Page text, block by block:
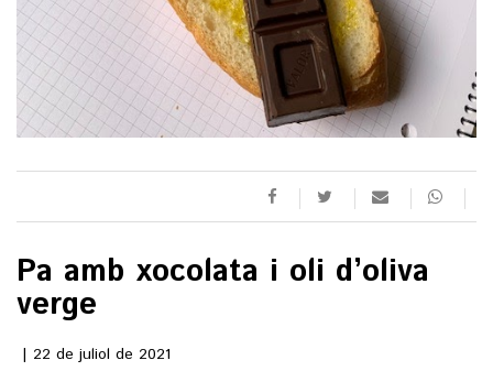
ACTUALITAT
POLÍTICA
SOCIETAT
ECONOMIA
ESPORTS
HOQUEI PATINS
VEURE TOTES
CULTURA
ARTS ESCÈNIQUES
CULTURA POPULAR
SUPLEMENTS
FOTOGALERIES
Pa amb xocolata i oli d’oliva
verge
22 de juliol de 2021